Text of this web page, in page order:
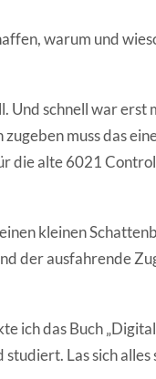
warum und
Und schnell war erst
muss das
die alte 6021
kleinen
der ausfahrende
ich das Buch
Las sich alles